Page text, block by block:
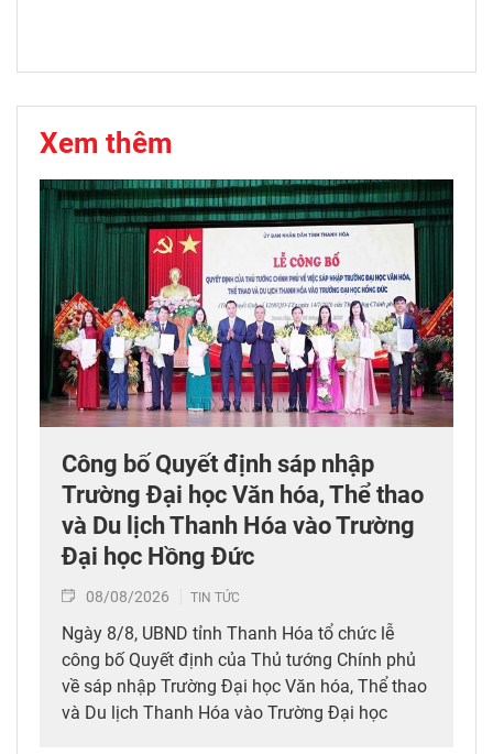
Xem thêm
Công bố Quyết định sáp nhập
Trường Đại học Văn hóa, Thể thao
và Du lịch Thanh Hóa vào Trường
Đại học Hồng Đức
08/08/2026 TIN TỨC
Ngày 8/8, UBND tỉnh Thanh Hóa tổ chức lễ
công bố Quyết định của Thủ tướng Chính phủ
về sáp nhập Trường Đại học Văn hóa, Thể thao
và Du lịch Thanh Hóa vào Trường Đại học